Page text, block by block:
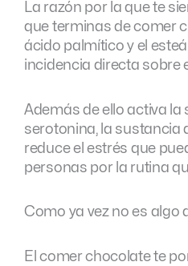
La razón por la que te
que terminas de comer
ácido palmítico y el
incidencia directa sobre
Además de ello activa la
serotonina, la sustancia
reduce el estrés que
personas por la rutina
Como ya vez no es algo
El comer chocolate te